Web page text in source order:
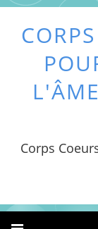
Corps